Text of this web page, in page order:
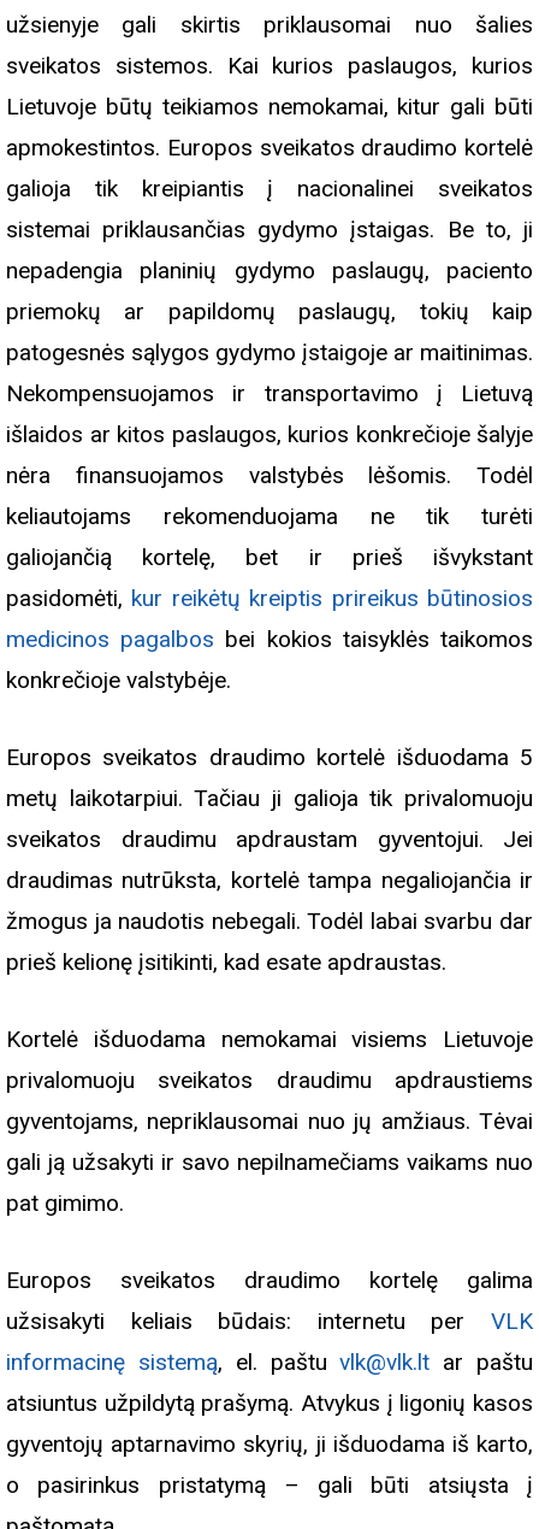
užsienyje gali skirtis priklausomai nuo šalies
sveikatos sistemos. Kai kurios paslaugos, kurios
Lietuvoje būtų teikiamos nemokamai, kitur gali būti
apmokestintos. Europos sveikatos draudimo kortelė
galioja tik kreipiantis į nacionalinei sveikatos
sistemai priklausančias gydymo įstaigas. Be to, ji
nepadengia planinių gydymo paslaugų, paciento
priemokų ar papildomų paslaugų, tokių kaip
patogesnės sąlygos gydymo įstaigoje ar maitinimas.
Nekompensuojamos ir transportavimo į Lietuvą
išlaidos ar kitos paslaugos, kurios konkrečioje šalyje
nėra finansuojamos valstybės lėšomis. Todėl
keliautojams rekomenduojama ne tik turėti
galiojančią kortelę, bet ir prieš išvykstant
pasidomėti, kur reikėtų kreiptis prireikus būtinosios
medicinos pagalbos bei kokios taisyklės taikomos
konkrečioje valstybėje.
Europos sveikatos draudimo kortelė išduodama 5
metų laikotarpiui. Tačiau ji galioja tik privalomuoju
sveikatos draudimu apdraustam gyventojui. Jei
draudimas nutrūksta, kortelė tampa negaliojančia ir
žmogus ja naudotis nebegali. Todėl labai svarbu dar
prieš kelionę įsitikinti, kad esate apdraustas.
Kortelė išduodama nemokamai visiems Lietuvoje
privalomuoju sveikatos draudimu apdraustiems
gyventojams, nepriklausomai nuo jų amžiaus. Tėvai
gali ją užsakyti ir savo nepilnamečiams vaikams nuo
pat gimimo.
Europos sveikatos draudimo kortelę galima
užsisakyti keliais būdais: internetu per
VLK
informacinę sistemą, el. paštu vlk@vlk.lt ar paštu
atsiuntus užpildytą prašymą. Atvykus į ligonių kasos
gyventojų aptarnavimo skyrių, ji išduodama iš karto,
o pasirinkus pristatymą – gali būti atsiųsta į